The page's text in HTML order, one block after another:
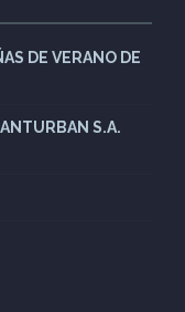
DE VERANO DE
S.A.